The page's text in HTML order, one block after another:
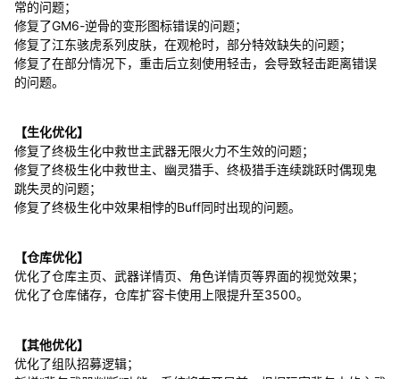
常的问题；
修复了GM6-逆骨的变形图标错误的问题；
修复了江东骇虎系列皮肤，在观枪时，部分特效缺失的问题；
修复了在部分情况下，重击后立刻使用轻击，会导致轻击距离错误
的问题。
【生化优化】
修复了终极生化中救世主武器无限火力不生效的问题；
修复了终极生化中救世主、幽灵猎手、终极猎手连续跳跃时偶现鬼
跳失灵的问题；
修复了终极生化中效果相悖的Buff同时出现的问题。
【仓库优化】
优化了仓库主页、武器详情页、角色详情页等界面的视觉效果；
优化了仓库储存，仓库扩容卡使用上限提升至3500。
【其他优化】
优化了组队招募逻辑；